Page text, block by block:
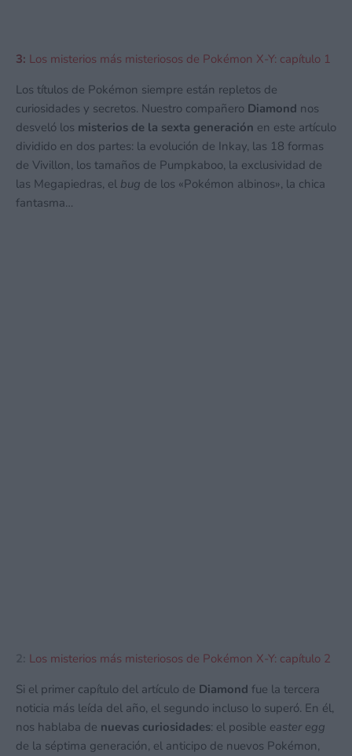
3: Los misterios más misteriosos de Pokémon X-Y: capítulo 1
Los títulos de Pokémon siempre están repletos de
curiosidades y secretos. Nuestro compañero Diamond nos
desveló los misterios de la sexta generación en este artículo
dividido en dos partes: la evolución de Inkay, las 18 formas
de Vivillon, los tamaños de Pumpkaboo, la exclusividad de
las Megapiedras, el bug de los «Pokémon albinos», la chica
fantasma…
Los misterios más misteriosos de Pokémon X-Y: capítulo 2
Si el primer capítulo del artículo de Diamond fue la tercera
noticia más leída del año, el segundo incluso lo superó. En él,
nos hablaba de nuevas curiosidades: el posible easter egg
de la séptima generación, el anticipo de nuevos Pokémon,